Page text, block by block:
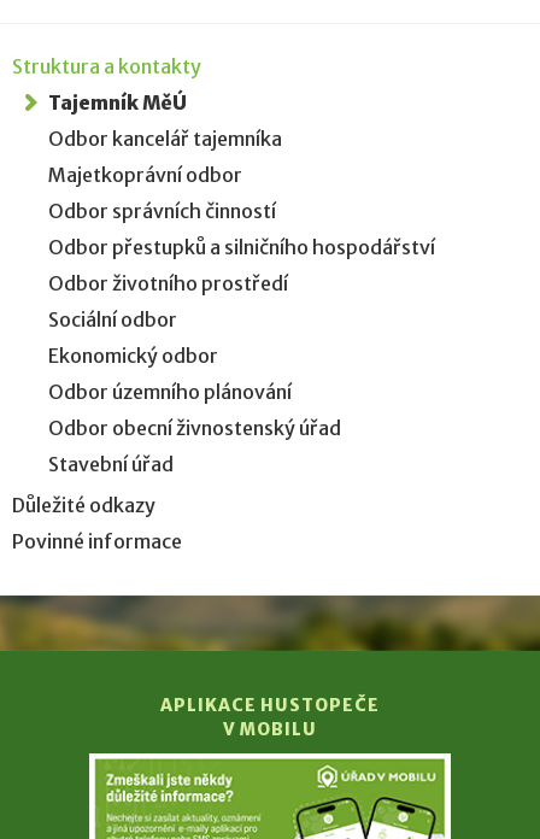
Struktura a kontakty
Tajemník MěÚ
Odbor kancelář tajemníka
Majetkoprávní odbor
Odbor správních činností
Odbor přestupků a silničního hospodářství
Odbor životního prostředí
Sociální odbor
Ekonomický odbor
Odbor územního plánování
Odbor obecní živnostenský úřad
Stavební úřad
Důležité odkazy
Povinné informace
APLIKACE HUSTOPEČE
V MOBILU